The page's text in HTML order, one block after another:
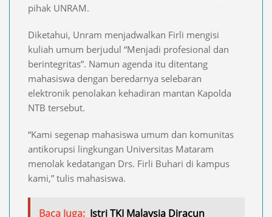
pihak UNRAM.
Diketahui, Unram menjadwalkan Firli mengisi
kuliah umum berjudul “Menjadi profesional dan
berintegritas”. Namun agenda itu ditentang
mahasiswa dengan beredarnya selebaran
elektronik penolakan kehadiran mantan Kapolda
NTB tersebut.
“Kami segenap mahasiswa umum dan komunitas
antikorupsi lingkungan Universitas Mataram
menolak kedatangan Drs. Firli Buhari di kampus
kami,” tulis mahasiswa.
Baca Juga: Istri TKI Malaysia Diracun